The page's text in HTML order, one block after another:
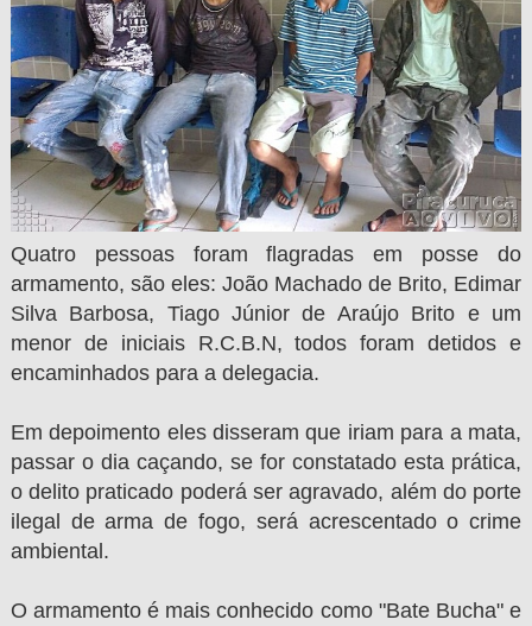
Quatro pessoas foram flagradas em posse do
armamento, são eles: João Machado de Brito, Edimar
Silva Barbosa, Tiago Júnior de Araújo Brito e um
menor de iniciais R.C.B.N, todos foram detidos e
encaminhados para a delegacia.
Em depoimento eles disseram que iriam para a mata,
passar o dia caçando, se for constatado esta prática,
o delito praticado poderá seragravado, além do porte
ilegal de arma de fogo, será acrescentado o crime
ambiental.
O armamento é mais conhecido como "Bate Bucha" e